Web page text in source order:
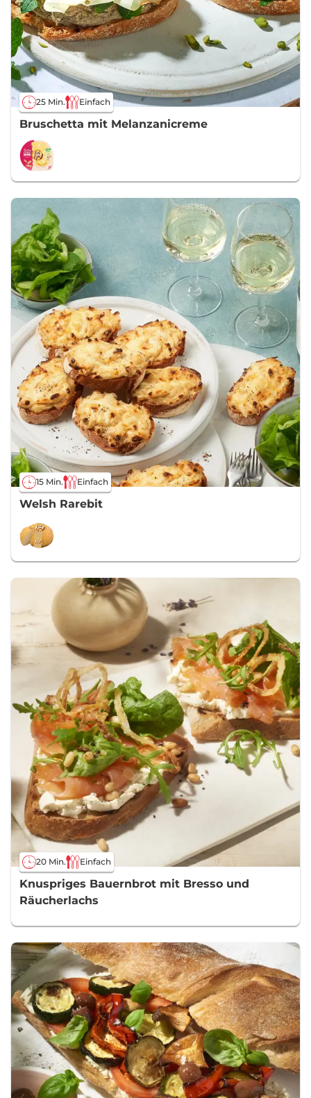
25 Min. Einfach
Bruschetta mit Melanzanicreme
15 Min. Einfach
Welsh Rarebit
20 Min. Einfach
Knuspriges Bauernbrot mit Bresso und
Räucherlachs